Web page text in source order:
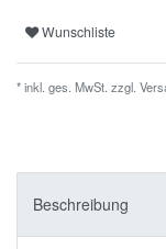
Wunschliste
* inkl. ges. MwSt. zzgl.
Beschreibung